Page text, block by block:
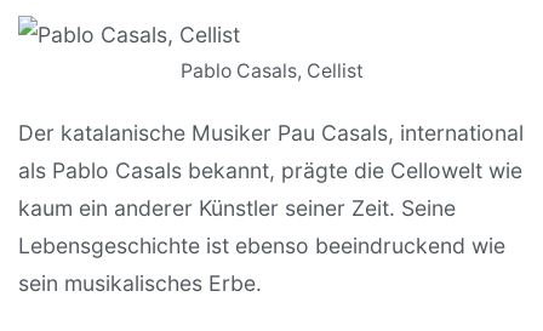
Pablo Casals, Cellist
Der katalanische Musiker Pau Casals, international
als Pablo Casals bekannt, prägte die Cellowelt wie
kaum ein anderer Künstler seiner Zeit. Seine
Lebensgeschichte ist ebenso beeindruckend wie
sein musikalisches Erbe.